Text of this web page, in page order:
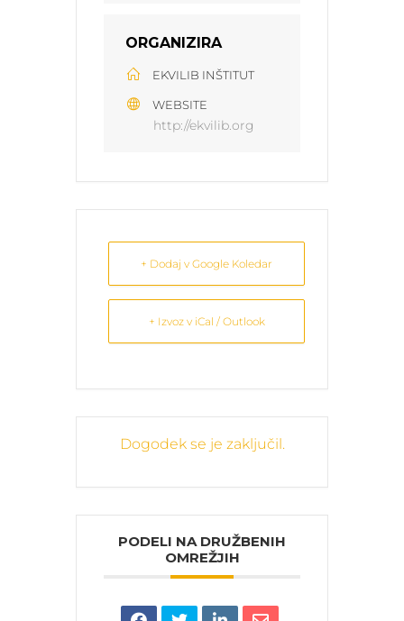
ORGANIZIRA
EKVILIB INŠTITUT
WEBSITE
http://ekvilib.org
+ Dodaj v Google Koledar
+ Izvoz v iCal / Outlook
Dogodek se je zaključil.
PODELI NA DRUŽBENIH
OMREŽJIH